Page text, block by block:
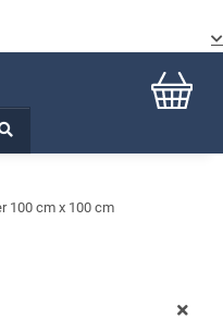
100 cm x 100 cm